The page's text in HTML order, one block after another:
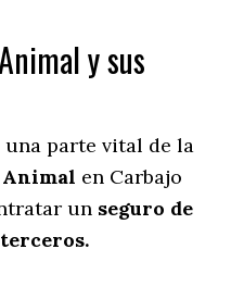
y sus
parte vital de la
Animal en Carbajo
un seguro de